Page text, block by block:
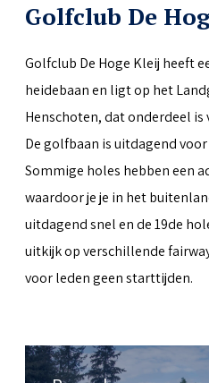
Golfclub De
Golfclub De Hoge Kleij heeft
heidebaan en ligt op het
Henschoten, dat onderdeel is
De golfbaan is uitdagend
Sommige holes hebben een
waardoor je je in het
uitdagend snel en de 19de
uitkijk op verschillende
voor leden geen starttijden.